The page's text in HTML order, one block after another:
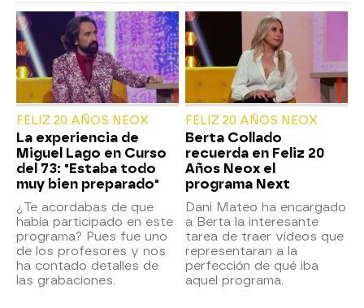
FELIZ 20 AÑOS NEOX
La experiencia de
Miguel Lago en Curso
del 73: "Estaba todo
muy bien preparado"
¿Te acordabas de que
había participado en este
programa? Pues fue uno
de los profesores y nos
ha contado detalles de
las grabaciones.
FELIZ 20 AÑOS NEOX
Berta Collado
recuerda en Feliz 20
Años Neox el
programa Next
Dani Mateo ha encargado
a Berta la interesante
tarea de traer vídeos que
representaran a la
perfección de qué iba
aquel programa.